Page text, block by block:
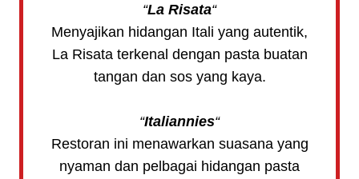
“La Risata“
Menyajikan hidangan Itali yang autentik,
La Risata terkenal dengan pasta buatan
tangan dan sos yang kaya.
“Italiannies“
Restoran ini menawarkan suasana yang
nyaman dan pelbagai hidangan pasta